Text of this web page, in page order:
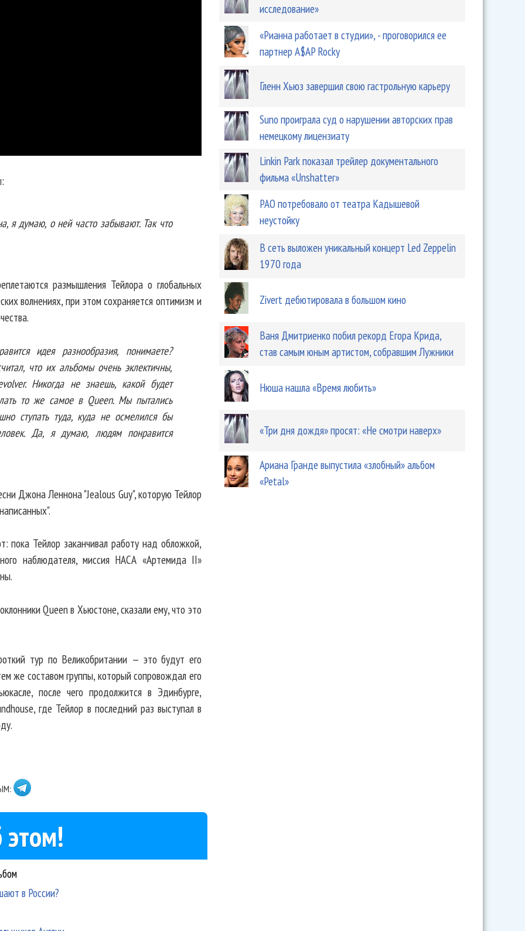
я думаю, о ней часто забывают. Так что
размышления Тейлора о глобальных
волнениях, при этом сохраняется оптимизм и
идея разнообразия, понимаете?
что их альбомы очень эклектичны,
Никогда не знаешь, какой будет
то же самое в Queen. Мы пытались
ступать туда, куда не осмелился бы
Да, я думаю, людям понравится
Джона Леннона "Jealous Guy", которую Тейлор
пока Тейлор заканчивал работу над обложкой,
наблюдателя, миссия НАСА «Артемида II»
Queen в Хьюстоне, сказали ему, что это
тур по Великобритании — это будут его
же составом группы, который сопровождал его
после чего продолжится в Эдинбурге,
где Тейлор в последний раз выступал в
в России?
исследование»
«Рианна работает в студии», - проговорился ее
партнер A$AP Rocky
Гленн Хьюз завершил свою гастрольную карьеру
Suno проиграла суд о нарушении авторских прав
немецкому лицензиату
Linkin Park показал трейлер документального
фильма «Unshatter»
РАО потребовало от театра Кадышевой
неустойку
В сеть выложен уникальный концерт Led Zeppelin
1970 года
Zivert дебютировала в большом кино
Ваня Дмитриенко побил рекорд Егора Крида,
став самым юным артистом, собравшим Лужники
Нюша нашла «Время любить»
«Три дня дождя» просят: «Не смотри наверх»
Ариана Гранде выпустила «злобный» альбом
«Petal»